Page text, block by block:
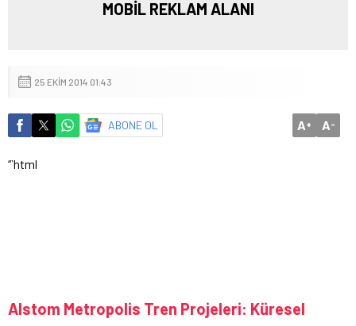
MOBİL REKLAM ALANI
25 EKIM 2014 01:43
ABONE OL A+ A-
“`html
Alstom Metropolis Tren Projeleri: Küresel